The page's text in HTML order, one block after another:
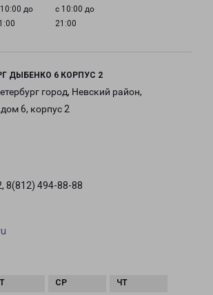
до
с 10:00 до
21:00
ДЫБЕНКО 6 КОРПУС 2
город, Невский район,
6, корпус 2
8(812) 494-88-88